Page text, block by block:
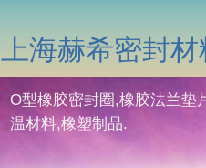
上海赫希密封材
O型橡胶密封圈,橡胶法兰垫
温材料,橡塑制品.